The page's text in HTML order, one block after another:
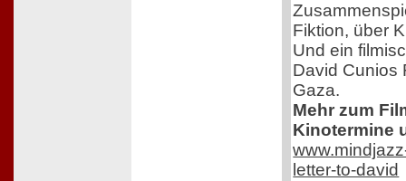
Fiktion, über
Und ein
David Cunios
Gaza.
Mehr zum
Kinotermine
letter-to-david